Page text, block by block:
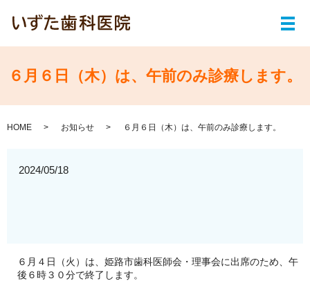
メ
６月６日（木）は、午前のみ診療します。
HOME お知らせ ６月６日（木）は、午前のみ診療します。
2024/05/18
６月４日（火）は、姫路市歯科医師会・理事会に出席のため、午
後６時３０分で終了します。